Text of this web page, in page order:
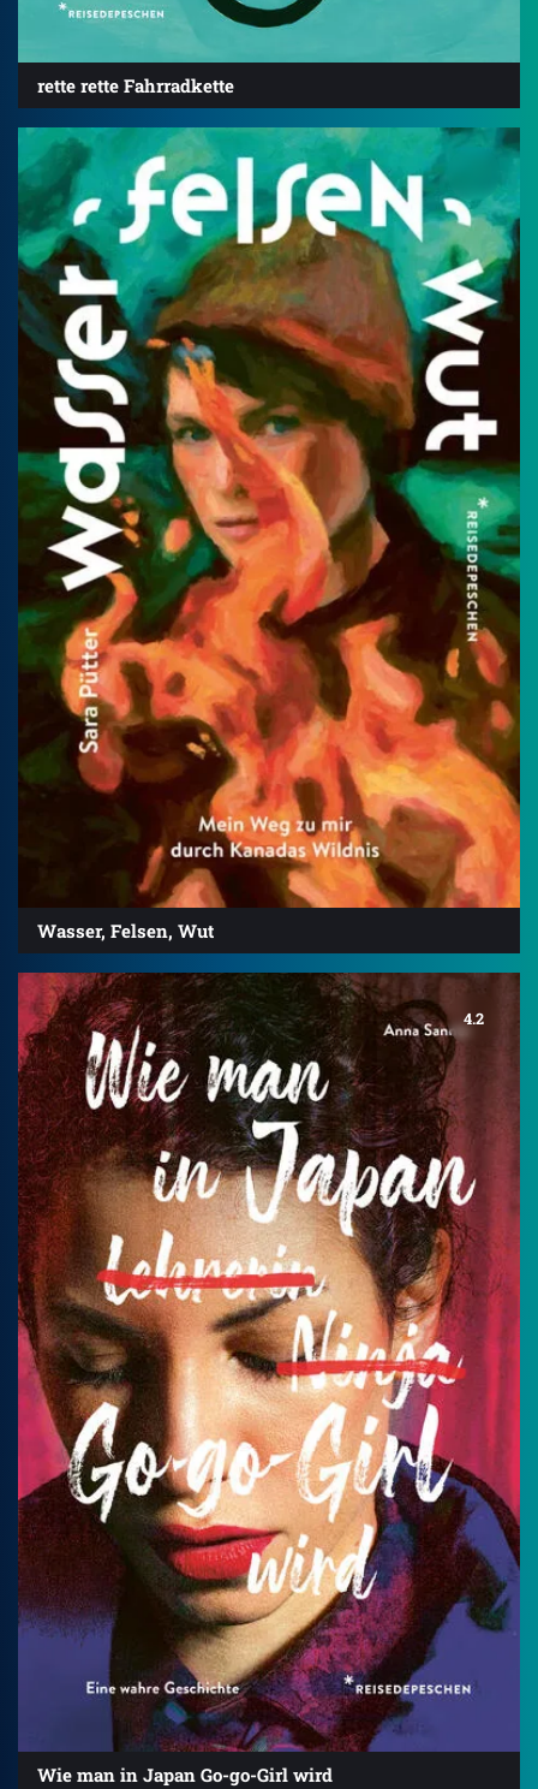
rette rette Fahrradkette
Wasser, Felsen, Wut
4.2
Wie man in Japan Go-go-Girl wird